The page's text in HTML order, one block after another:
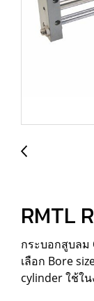
RMTL
กระบอกสูบลม
เลือก Bore
cylinder ใช้ใ